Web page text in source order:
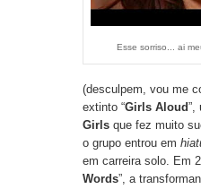
Esse sorriso... ai
(desculpem, vou me
extinto “Girls Aloud”,
Girls que fez muito
o grupo entrou em
em carreira solo. Em
Words”, a